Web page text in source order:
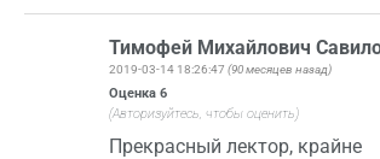
Тимофей Михайлович
2019-03-14 18:26:47 (90 месяцев назад)
Оценка 6
(Авторизуйтесь, чтобы оценить)
Прекрасный лектор, крайне